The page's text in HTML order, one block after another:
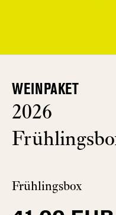
WEINPAKET
2026
Frühlingsbox